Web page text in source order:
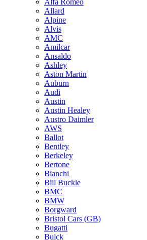
Alfa Romeo
Allard
Alpine
Alvis
AMC
Amilcar
Ansaldo
Ashley
Aston Martin
Auburn
Audi
Austin
Austin Healey
Austro Daimler
AWS
Ballot
Bentley
Berkeley
Bertone
Bianchi
Bill Buckle
BMC
BMW
Borgward
Bristol Cars (GB)
Bugatti
Buick